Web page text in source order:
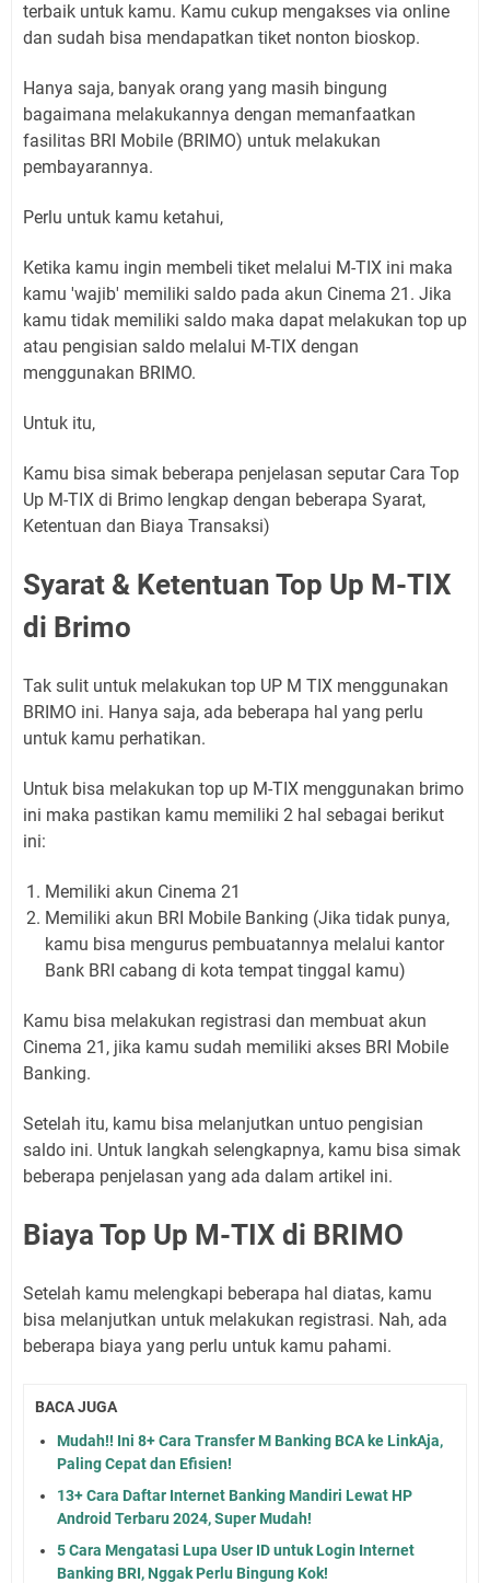
terbaik untuk kamu. Kamu cukup mengakses via online
dan sudah bisa mendapatkan tiket nonton bioskop.
Hanya saja, banyak orang yang masih bingung
bagaimana melakukannya dengan memanfaatkan
fasilitas BRI Mobile (BRIMO) untuk melakukan
pembayarannya.
Perlu untuk kamu ketahui,
Ketika kamu ingin membeli tiket melalui M-TIX ini maka
kamu 'wajib' memiliki saldo pada akun Cinema 21. Jika
kamu tidak memiliki saldo maka dapat melakukan top up
atau pengisian saldo melalui M-TIX dengan
menggunakan BRIMO.
Untuk itu,
Kamu bisa simak beberapa penjelasan seputar Cara Top
Up M-TIX di Brimo lengkap dengan beberapa Syarat,
Ketentuan dan Biaya Transaksi)
Syarat & Ketentuan Top Up M-TIX
di Brimo
Tak sulit untuk melakukan top UP M TIX menggunakan
BRIMO ini. Hanya saja, ada beberapa hal yang perlu
untuk kamu perhatikan.
Untuk bisa melakukan top up M-TIX menggunakan brimo
ini maka pastikan kamu memiliki 2 hal sebagai berikut
ini:
Memiliki akun Cinema 21
Memiliki akun BRI Mobile Banking (Jika tidak punya,
kamu bisa mengurus pembuatannya melalui kantor
Bank BRI cabang di kota tempat tinggal kamu)
Kamu bisa melakukan registrasi dan membuat akun
Cinema 21, jika kamu sudah memiliki akses BRI Mobile
Banking.
Setelah itu, kamu bisa melanjutkan untuo pengisian
saldo ini. Untuk langkah selengkapnya, kamu bisa simak
beberapa penjelasan yang ada dalam artikel ini.
Biaya Top Up M-TIX di BRIMO
Setelah kamu melengkapi beberapa hal diatas, kamu
bisa melanjutkan untuk melakukan registrasi. Nah, ada
beberapa biaya yang perlu untuk kamu pahami.
BACA JUGA
Mudah!! Ini 8+ Cara Transfer M Banking BCA ke LinkAja,
Paling Cepat dan Efisien!
13+ Cara Daftar Internet Banking Mandiri Lewat HP
Android Terbaru 2024, Super Mudah!
5 Cara Mengatasi Lupa User ID untuk Login Internet
Banking BRI, Nggak Perlu Bingung Kok!